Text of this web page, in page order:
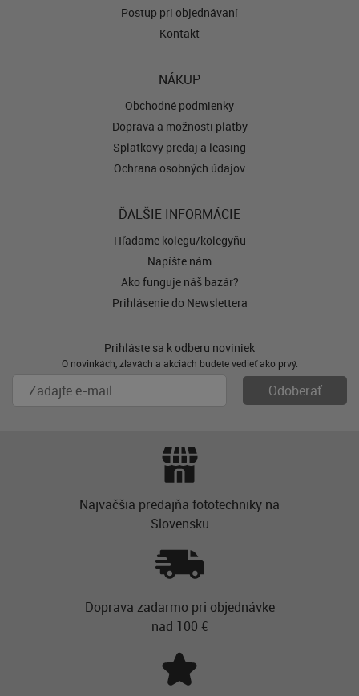
Postup pri objednávaní
Kontakt
NÁKUP
Obchodné podmienky
Doprava a možnosti platby
Splátkový predaj a leasing
Ochrana osobných údajov
ĎALŠIE INFORMÁCIE
Hľadáme kolegu/kolegyňu
Napíšte nám
Ako funguje náš bazár?
Prihlásenie do Newslettera
Prihláste sa k odberu noviniek
O novinkách, zľavách a akciách budete vedieť ako prvý.
Najvačšia predajňa fototechniky na
Slovensku
Doprava zadarmo pri objednávke
nad 100 €